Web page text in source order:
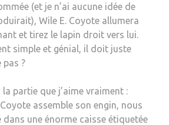
(et je n’ai aucune idée de
Wile E. Coyote allumera
et tirez le lapin droit vers lui.
simple et génial, il doit juste
pas ?
partie que j’aime vraiment :
assemble son engin, nous
dans une énorme caisse étiquetée